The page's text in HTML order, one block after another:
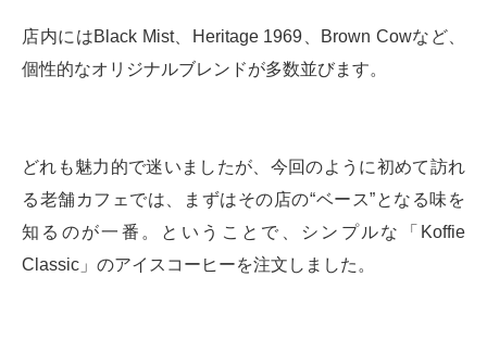
店内にはBlack Mist、Heritage 1969、Brown Cowなど、
個性的なオリジナルブレンドが多数並びます。
どれも魅力的で迷いましたが、今回のように初めて訪れ
る老舗カフェでは、まずはその店の“ベース”となる味を
知るのが一番。ということで、シンプルな「Koffie
Classic」のアイスコーヒーを注文しました。